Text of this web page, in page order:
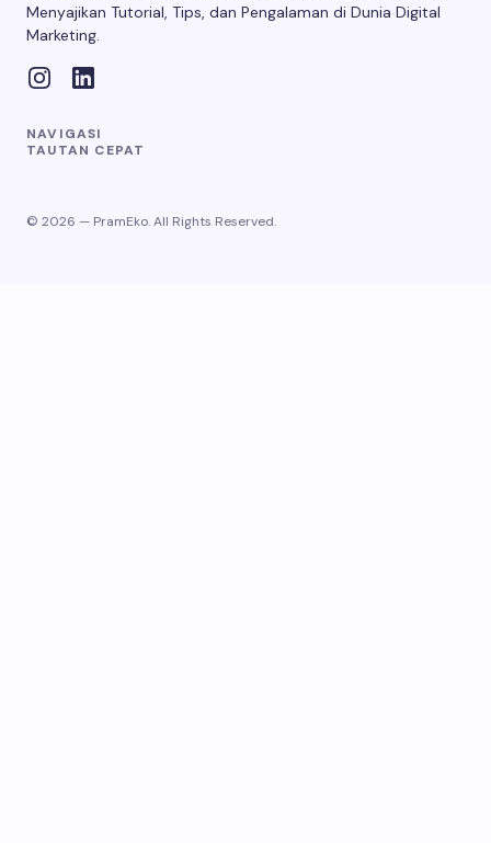
Menyajikan Tutorial, Tips, dan Pengalaman di Dunia Digital
Marketing.
NAVIGASI
TAUTAN CEPAT
© 2026 — PramEko. All Rights Reserved.